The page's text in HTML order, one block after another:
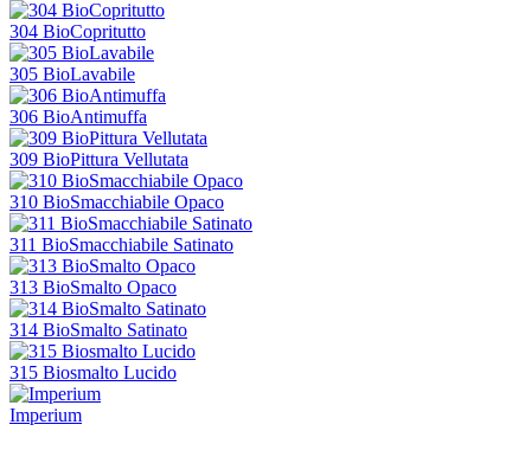
304 BioCopritutto
305 BioLavabile
306 BioAntimuffa
309 BioPittura Vellutata
310 BioSmacchiabile Opaco
311 BioSmacchiabile Satinato
313 BioSmalto Opaco
314 BioSmalto Satinato
315 Biosmalto Lucido
Imperium